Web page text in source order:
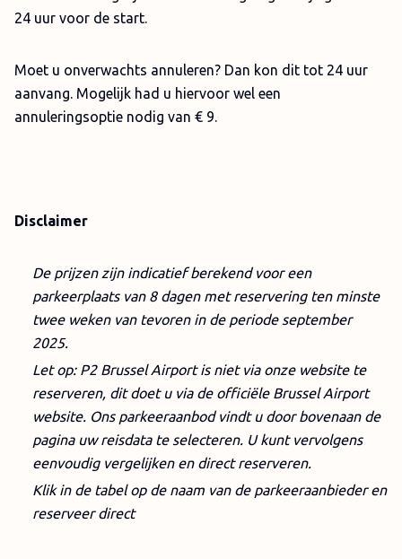
24 uur voor de start.
Moet u onverwachts annuleren? Dan kon dit tot 24 uur
aanvang. Mogelijk had u hiervoor wel een
annuleringsoptie nodig van € 9.
Disclaimer
De prijzen zijn indicatief berekend voor een
parkeerplaats van 8 dagen met reservering ten minste
twee weken van tevoren in de periode september
2025.
Let op: P2 Brussel Airport is niet via onze website te
reserveren, dit doet u via de officiële Brussel Airport
website. Ons parkeeraanbod vindt u door bovenaan de
pagina uw reisdata te selecteren. U kunt vervolgens
eenvoudig vergelijken en direct reserveren.
Klik in de tabel op de naam van de parkeeraanbieder en
reserveer direct